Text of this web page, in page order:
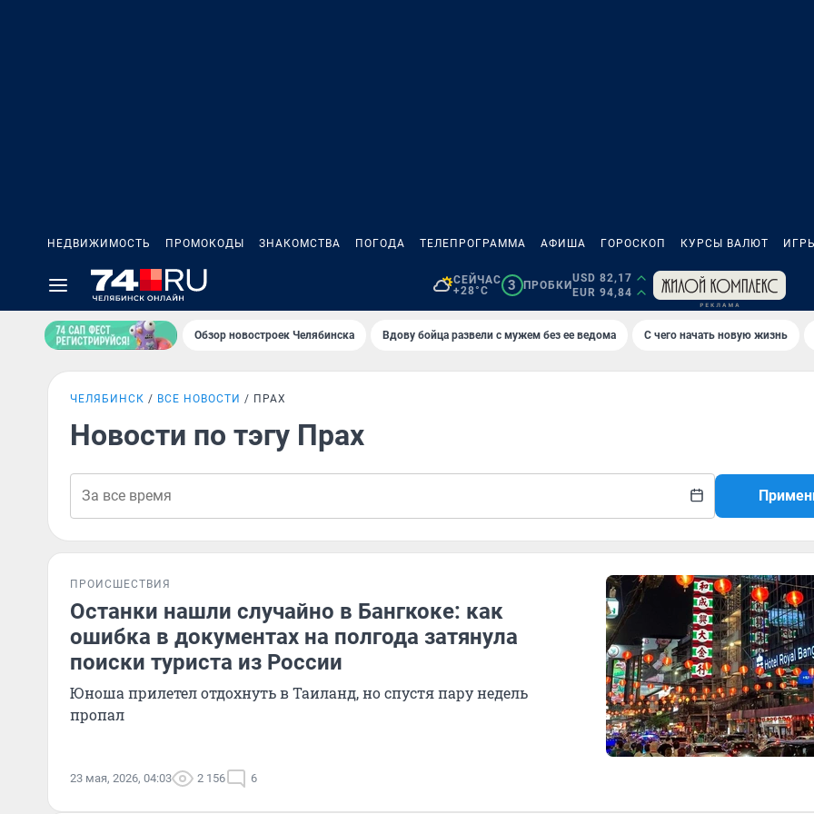
НЕДВИЖИМОСТЬ ПРОМОКОДЫ ЗНАКОМСТВА ПОГОДА ТЕЛЕПРОГРАММА АФИША ГОРОСКОП КУРСЫ ВАЛЮТ
СЕЙЧАС
+28°C
3 ПРОБКИ
USD 82,17
EUR 94,84
Обзор новостроек Челябинска Вдову бойца развели с мужем без ее ведома С чего начать новую жизнь
ЧЕЛЯБИНСК ВСЕ НОВОСТИ ПРАХ
Новости по тэгу Прах
ПРОИСШЕСТВИЯ
Останки нашли случайно в Бангкоке: как
ошибка в документах на полгода затянула
поиски туриста из России
Юноша прилетел отдохнуть в Таиланд, но спустя пару недель
пропал
23 мая, 2026, 04:03 2 156 6